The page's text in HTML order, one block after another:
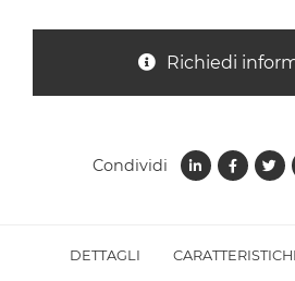
DETTAGLI
Richiedi
Condividi
l'informativa sulla